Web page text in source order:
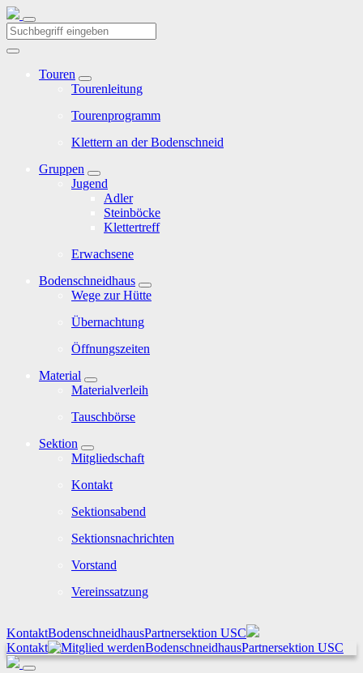
Touren
Tourenleitung
Tourenprogramm
Klettern an der Bodenschneid
Gruppen
Jugend
Adler
Steinböcke
Klettertreff
Erwachsene
Bodenschneidhaus
Wege zur Hütte
Übernachtung
Öffnungszeiten
Material
Materialverleih
Tauschbörse
Sektion
Mitgliedschaft
Kontakt
Sektionsabend
Sektionsnachrichten
Vorstand
Vereinssatzung
KontaktBodenschneidhausPartnersektion USC
Kontakt
BodenschneidhausPartnersektion USC